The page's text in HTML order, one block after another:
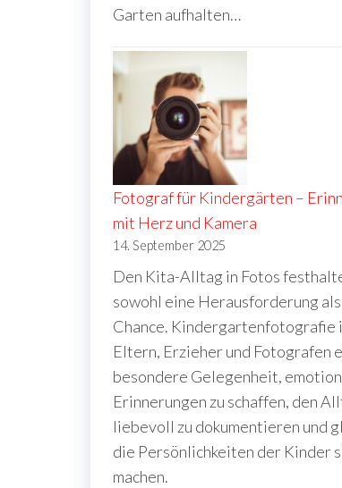
Garten aufhalten…
Fotograf für Kindergärten –
mit Herz und Kamera
14. September 2025
Den Kita-Alltag in Fotos
sowohl eine Herausforderung als
Chance. Kindergartenfotografie
Eltern, Erzieher und Fotografen
besondere Gelegenheit,
Erinnerungen zu schaffen, den
liebevoll zu dokumentieren und
die Persönlichkeiten der Kinder
machen.